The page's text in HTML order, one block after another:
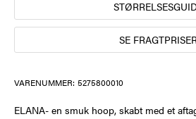
SE FRAGTPRISER
VARENUMMER: 5275800010
ELANA- en smuk hoop, skabt med et